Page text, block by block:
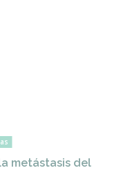
metástasis del